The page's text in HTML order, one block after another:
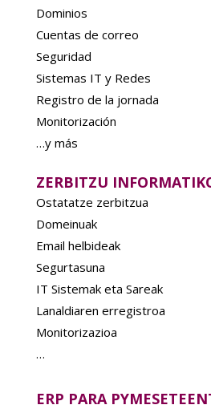
Dominios
Cuentas de correo
Seguridad
Sistemas IT y Redes
Registro de la jornada
Monitorización
…y más
ZERBITZU
Ostatatze zerbitzua
Domeinuak
Email helbideak
Segurtasuna
IT Sistemak eta Sareak
Lanaldiaren erregistroa
Monitorizazioa
…
ERP PARA PYMES